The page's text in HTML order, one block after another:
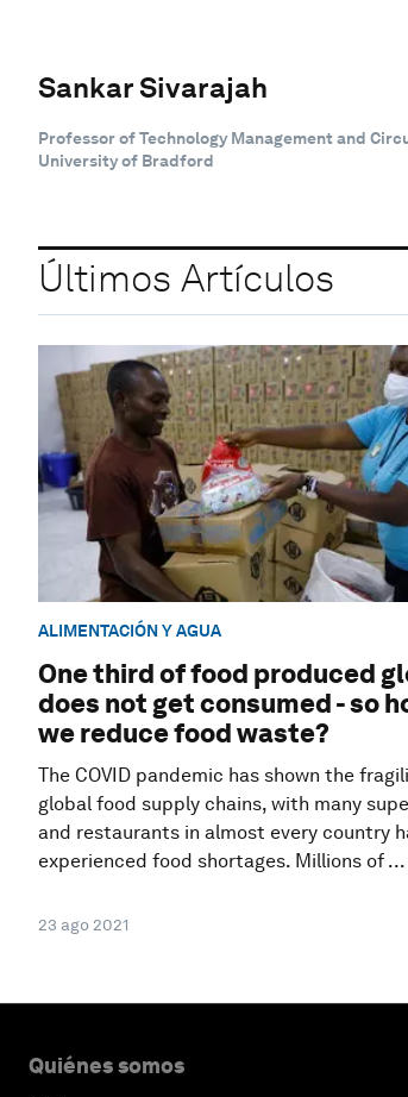
Sankar Sivarajah
Professor of Technology Management and
University of Bradford
Últimos Artículos
ALIMENTACIÓN Y AGUA
One third of food produced
does not get consumed - so
we reduce food waste?
The COVID pandemic has shown the
global food supply chains, with many
and restaurants in almost every country
experienced food shortages. Millions of ...
23 ago 2021
Quiénes somos